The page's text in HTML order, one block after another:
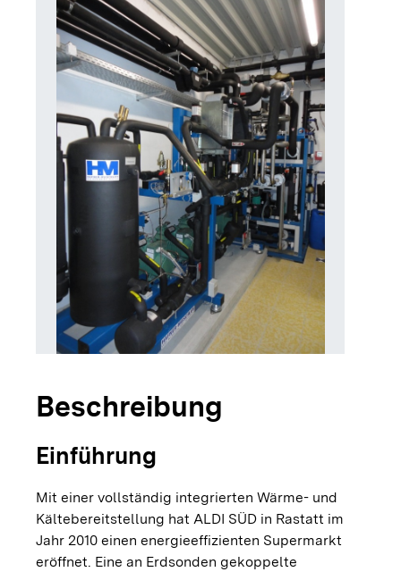
Beschreibung
Einführung
Mit einer vollständig integrierten Wärme- und
Kältebereitstellung hat ALDI SÜD in Rastatt im
Jahr 2010 einen energieeffizienten Supermarkt
eröffnet. Eine an Erdsonden gekoppelte